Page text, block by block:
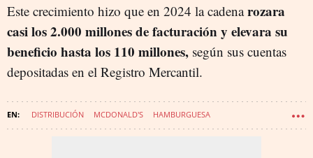
Este crecimiento hizo que en 2024 la cadenarozara
casi los 2.000 millones de facturación y elevara su
beneficio hasta los 110 millones, según sus cuentas
depositadas en el Registro Mercantil.
DISTRIBUCIÓN MCDONALD'S HAMBURGUESA